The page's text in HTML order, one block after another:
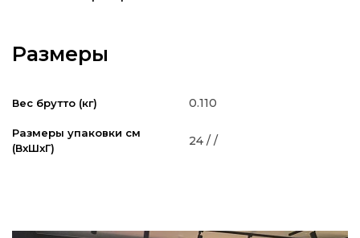
Размеры
Вес брутто (кг) 0.110
Размеры упаковки см
(ВxШxГ)
24 / /